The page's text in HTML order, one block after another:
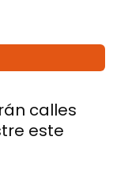
calles
este